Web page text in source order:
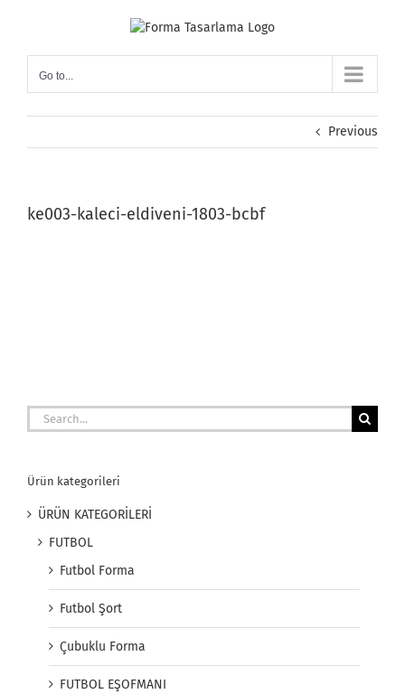
Go to...
Previous
ke003-kaleci-eldiveni-1803-bcbf
Search
for:
Ürün kategorileri
ÜRÜN KATEGORİLERİ
FUTBOL
Futbol Forma
Futbol Şort
Çubuklu Forma
FUTBOL EŞOFMANI